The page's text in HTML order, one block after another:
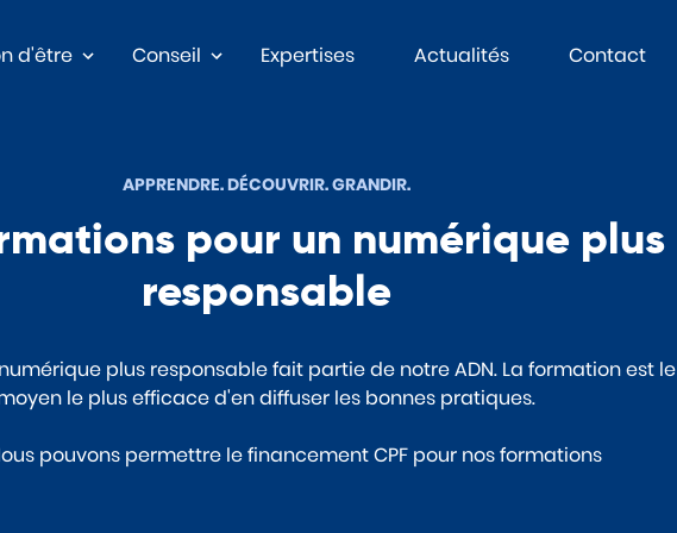
d'être Conseil Expertises Actualités Contact
APPRENDRE. DÉCOUVRIR. GRANDIR.
pour un numérique plus
responsable
plus responsable fait partie de notre ADN. La formation est le
le plus efficace d'en diffuser les bonnes pratiques.
pouvons permettre le financement CPF pour nos formations